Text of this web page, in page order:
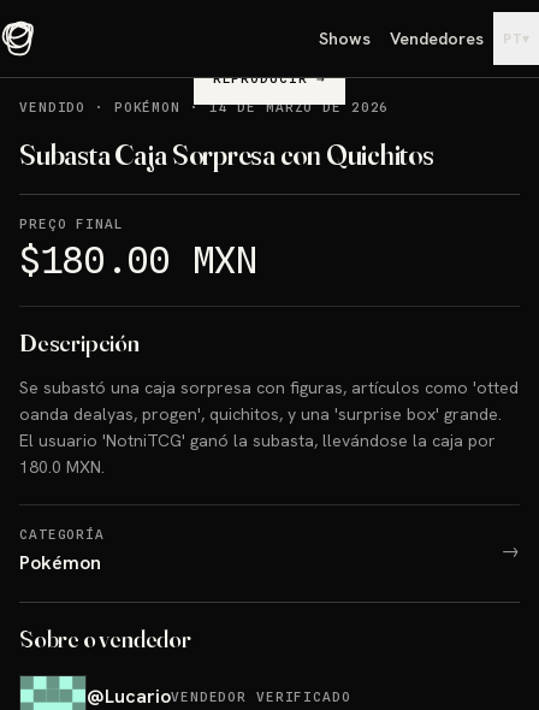
Shows Vendedores PT▾
REPRODUCIR→
VENDIDO
· POKÉMON ·14 DE MARZO DE 2026
Subasta Caja Sorpresa con Quichitos
PREÇO FINAL
$180.00 MXN
Descripción
Se subastó una caja sorpresa con figuras, artículos como 'otted
oanda dealyas, progen', quichitos, y una 'surprise box' grande.
El usuario 'NotniTCG' ganó la subasta, llevándose la caja por
180.0 MXN.
CATEGORÍA
Pokémon →
Sobre o vendedor
@LucarioVENDEDOR VERIFICADO